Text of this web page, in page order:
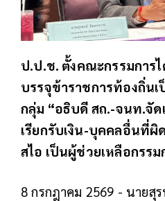
ป.ป.ช. ตั้งคณะกรรมการ
บรรจุข้าราชการท้องถิ่น
กลุ่ม “อธิบดี สถ.-จนท.จั
เรียกรับเงิน-บุคคลอื่นที่ผิ
สไอ เป็นผู้ช่วยเหลือกรรม
8 กรกฎาคม 2569 - นายสุ